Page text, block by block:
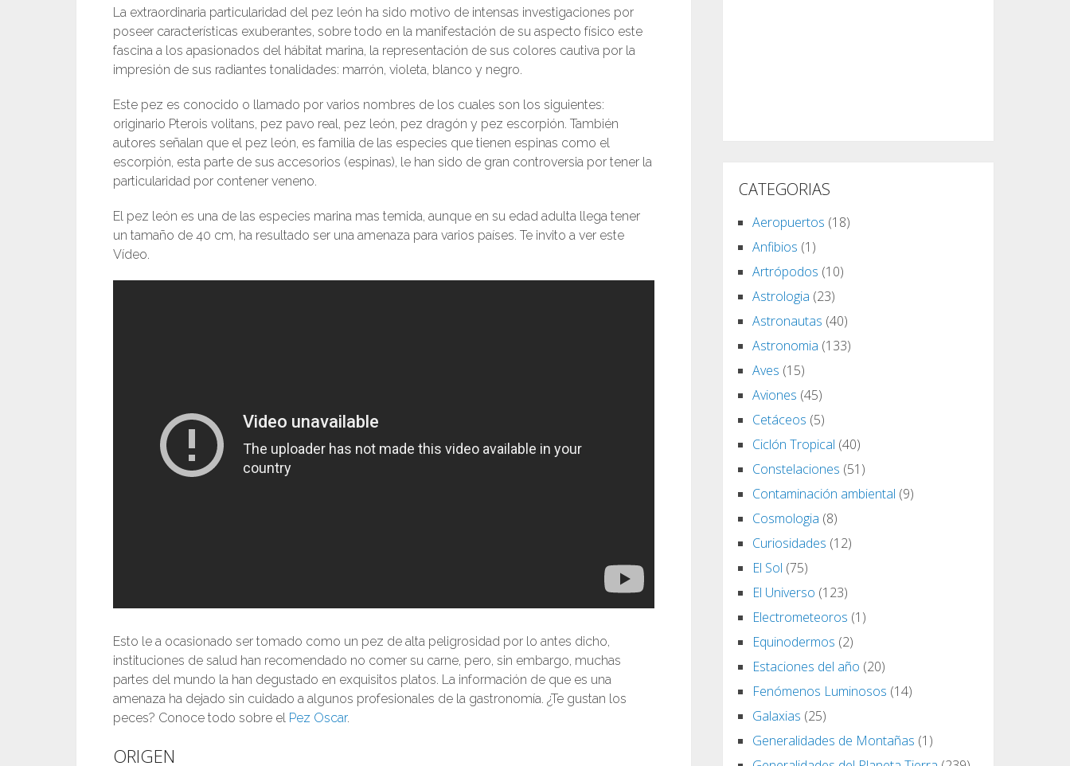
La extraordinaria particularidad del pez león ha sido motivo de intensas investigaciones por
poseer características exuberantes, sobre todo en la manifestación de su aspecto físico este
fascina a los apasionados del hábitat marina, la representación de sus colores cautiva por la
impresión de sus radiantes tonalidades: marrón, violeta, blanco y negro.
Este pez es conocido o llamado por varios nombres de los cuales son los siguientes:
originario Pterois volitans, pez pavo real, pez león, pez dragón y pez escorpión. También
autores señalan que el pez león, es familia de las especies que tienen espinas como el
escorpión, esta parte de sus accesorios (espinas), le han sido de gran controversia por tener la
particularidad por contener veneno.
El pez león es una de las especies marina mas temida, aunque en su edad adulta llega tener
un tamaño de 40 cm, ha resultado ser una amenaza para varios países. Te invito a ver este
Vídeo.
Esto le a ocasionado ser tomado como un pez de alta peligrosidad por lo antes dicho,
instituciones de salud han recomendado no comer su carne, pero, sin embargo, muchas
partes del mundo la han degustado en exquisitos platos. La información de que es una
amenaza ha dejado sin cuidado a algunos profesionales de la gastronomía. ¿Te gustan los
peces? Conoce todo sobre el Pez Oscar.
ORIGEN
CATEGORIAS
Aeropuertos (18)
Anfibios (1)
Artrópodos (10)
Astrologia (23)
Astronautas (40)
Astronomia (133)
Aves (15)
Aviones (45)
Cetáceos (5)
Ciclón Tropical (40)
Constelaciones (51)
Contaminación ambiental (9)
Cosmologia (8)
Curiosidades (12)
El Sol (75)
El Universo (123)
Electrometeoros (1)
Equinodermos (2)
Estaciones del año (20)
Fenómenos Luminosos (14)
Galaxias (25)
Generalidades de Montañas (1)